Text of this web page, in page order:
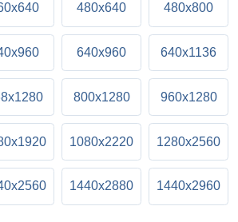
480x640 480x800
640x960 640x1136
800x1280 960x1280
1080x2220 1280x2560
1440x2880 1440x2960